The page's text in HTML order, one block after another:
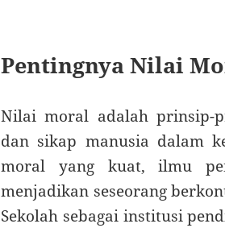
Pentingnya Nilai
Nilai moral adalah prinsip-
dan sikap manusia dalam
moral yang kuat, ilmu
menjadikan seseorang
Sekolah sebagai institusi